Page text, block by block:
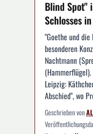
Blind Spot"
Schlosses
"Goethe und
besonderen
Nachtmann
Leipzig:
Abschied", wo
Geschrieben von